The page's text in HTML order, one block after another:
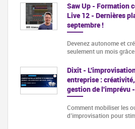
Saw Up - Formation
Live 12 - Dernières
septembre !
Devenez autonome et
seulement un mois
Dixit -
entreprise :
gestion de l'imprévu
Comment mobiliser les
d’improvisation pour